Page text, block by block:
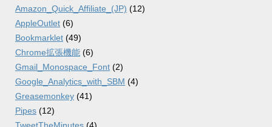
Amazon_Quick_Affiliate_(JP) (12)
AppleOutlet (6)
Bookmarklet (49)
Chrome拡張機能 (6)
Gmail_Monospace_Font (2)
Google_Analytics_with_SBM (4)
Greasemonkey (41)
Pipes (12)